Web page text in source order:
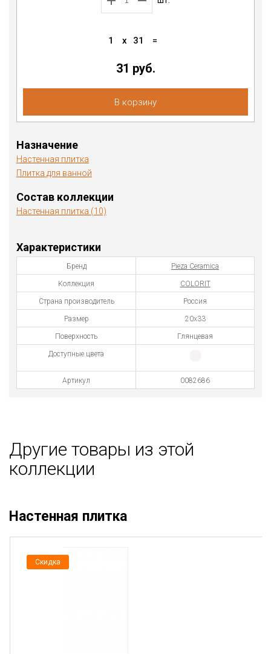
1 x 31 =
31 руб.
В корзину
Назначение
Настенная плитка
Плитка для ванной
Состав коллекции
Настенная плитка (10)
Характеристики
Бренд Pieza Ceramica
Коллекция COLORIT
Страна производитель Россия
Размер 20х33
Поверхность Глянцевая
Доступные цвета
Артикул 0082686
Другие товары из этой
коллекции
Настенная плитка
Скидка